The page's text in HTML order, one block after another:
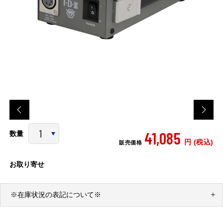
数量
販売価格 41,085 円 (税込)
お取り寄せ
※在庫状況の表記について※